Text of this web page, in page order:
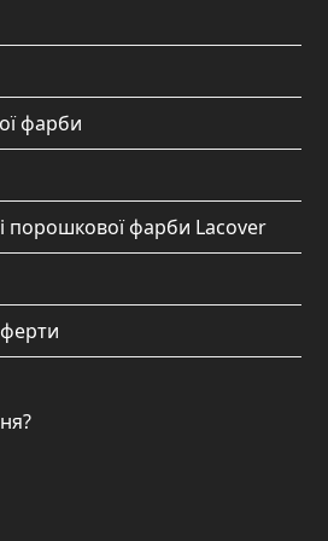
фарби
порошкової фарби Lacover